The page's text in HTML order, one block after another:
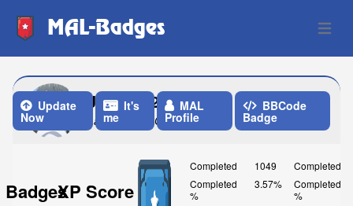
MAL-Badges Open
Johell1126
Last Update: One Week ago
Update
Now
It's
me
MAL
Profile
BBCode
Badge
BadgesXP Score
Completed
1049
Completed
%
3.57%
Completed
Completed
%